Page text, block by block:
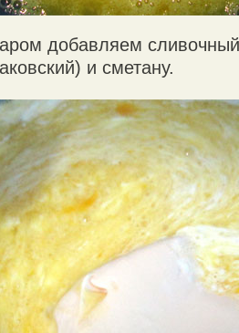
добавляем
и сметану.